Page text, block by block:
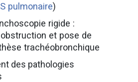
pulmonaire)
rigide :
et pose de
trachéobronchique
des pathologies